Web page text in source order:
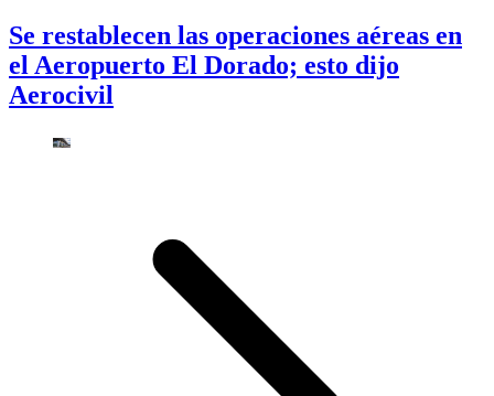
Se restablecen las operaciones aéreas en
el Aeropuerto El Dorado; esto dijo
Aerocivil